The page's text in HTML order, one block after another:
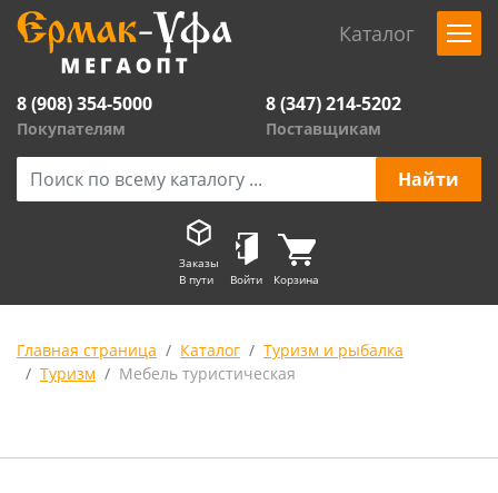
Каталог
8 (908) 354-5000
Покупателям
8 (347) 214-5202
Поставщикам
Заказы
В пути
Войти Корзина
Главная страница Каталог
Туризм и рыбалка
Туризм
Мебель туристическая